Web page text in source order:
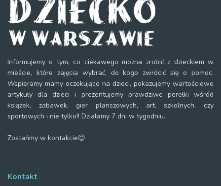
Informujemy o tym, co ciekawego można zrobić z dzieckiem w
mieście, które zajęcia wybrać, do kogo zwrócić się o pomoc.
Wspieramy mamy oczekujące na dzieci, pokazujemy wartościowe
artykuły dla dzieci i prezentujemy prawdziwe perełki wśród
książek, zabawek, gier planszowych, art. szkolnych, czy
sportowych i nie tylko!! Działamy 7 dni w tygodniu.
Zostańmy w kontakcie😊
Kontakt